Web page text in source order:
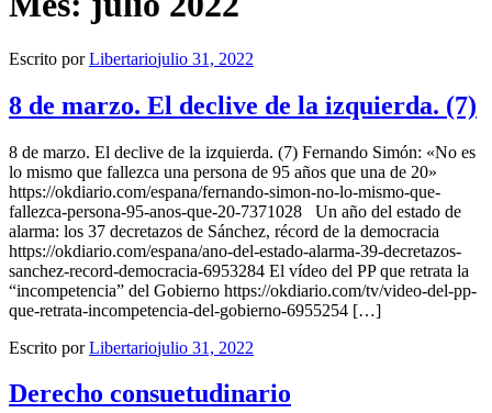
Escrito porLibertariojulio 31, 2022
8 de marzo. El declive de la izquierda. (7)
8 de marzo. El declive de la izquierda. (7) Fernando Simón: «No es
lo mismo que fallezca una persona de 95 años que una de 20»
https://okdiario.com/espana/fernando-simon-no-lo-mismo-que-
fallezca-persona-95-anos-que-20-7371028 Un año del estado de
alarma: los 37 decretazos de Sánchez, récord de la democracia
https://okdiario.com/espana/ano-del-estado-alarma-39-decretazos-
sanchez-record-democracia-6953284 El vídeo del PP que retrata la
“incompetencia” del Gobierno https://okdiario.com/tv/video-del-pp-
que-retrata-incompetencia-del-gobierno-6955254 […]
Escrito porLibertariojulio 31, 2022
Derecho consuetudinario